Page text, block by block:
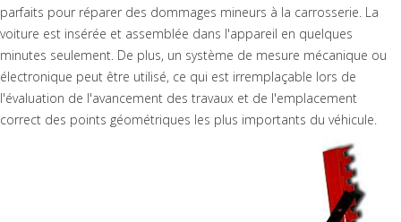
parfaits pour réparer des dommages mineurs à la carrosserie. La
voiture est insérée et assemblée dans l'appareil en quelques
minutes seulement. De plus, un système de mesure mécanique ou
électronique peut être utilisé, ce qui est irremplaçable lors de
l'évaluation de l'avancement des travaux et de l'emplacement
correct des points géométriques les plus importants du véhicule.